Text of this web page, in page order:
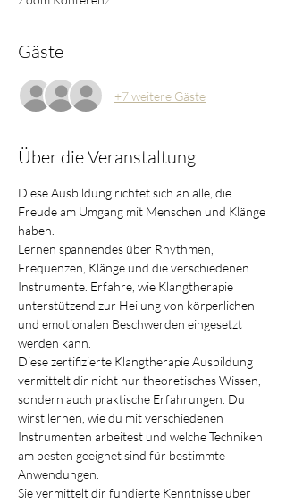
Gäste
+7 weitere Gäste
Über die Veranstaltung
Diese Ausbildung richtet sich an alle, die
Freude am Umgang mit Menschen und Klänge
haben.
Lernen spannendes über Rhythmen,
Frequenzen, Klänge und die verschiedenen
Instrumente. Erfahre, wie Klangtherapie
unterstützend zur Heilung von körperlichen
und emotionalen Beschwerden eingesetzt
werden kann.
Diese zertifizierte Klangtherapie Ausbildung
vermittelt dir nicht nur theoretisches Wissen,
sondern auch praktische Erfahrungen. Du
wirst lernen, wie du mit verschiedenen
Instrumenten arbeitest und welche Techniken
am besten geeignet sind für bestimmte
Anwendungen.
Sie vermittelt dir fundierte Kenntnisse über